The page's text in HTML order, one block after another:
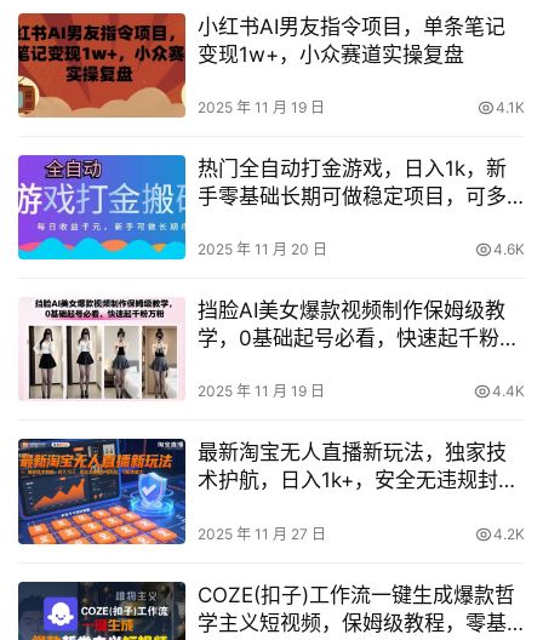
小红书AI男友指令项目，单条笔记
变现1w+，小众赛道实操复盘
2025 年 11 月 19 日 4.1K
热门全自动打金游戏，日入1k，新
手零基础长期可做稳定项目，可多
2025 年 11 月 20 日 4.6K
挡脸AI美女爆款视频制作保姆级教
学，0基础起号必看，快速起千粉万
2025 年 11 月 19 日 4.4K
最新淘宝无人直播新玩法，独家技
术护航，日入1k+，安全无违规封号
2025 年 11 月 27 日 4.2K
COZE(扣子)工作流一键生成爆款哲
学主义短视频，保姆级教程，零基